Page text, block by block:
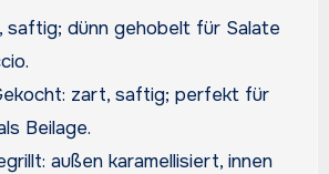
saftig; dünn gehobelt für Salate
zart, saftig; perfekt für
Beilage.
außen karamellisiert, innen